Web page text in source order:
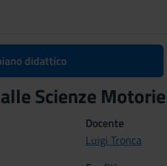
didattico
Scienze
Docente
Luigi Tronca